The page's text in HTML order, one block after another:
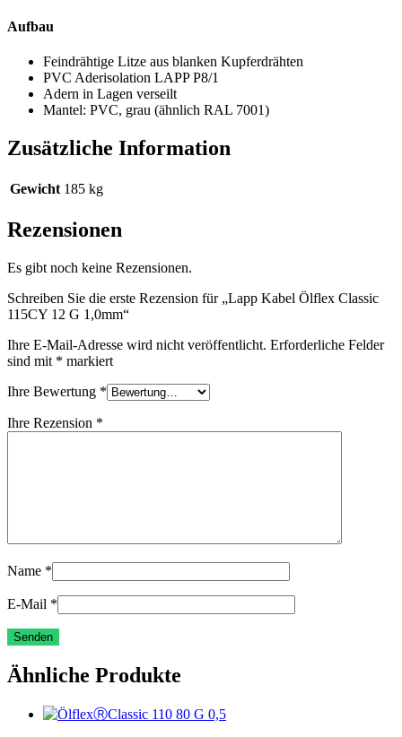
Aufbau
Feindrähtige Litze aus blanken Kupferdrähten
PVC Aderisolation LAPP P8/1
Adern in Lagen verseilt
Mantel: PVC, grau (ähnlich RAL 7001)
Zusätzliche Information
Gewicht 185 kg
Rezensionen
Es gibt noch keine Rezensionen.
Schreiben Sie die erste Rezension für „Lapp Kabel Ölflex Classic
115CY 12 G 1,0mm“
Ihre E-Mail-Adresse wird nicht veröffentlicht. Erforderliche Felder
sind mit * markiert
Ihre Bewertung *
Ihre Rezension *
Name *
E-Mail *
Ähnliche Produkte